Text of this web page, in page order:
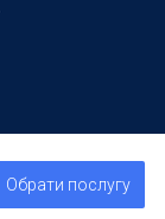
Обрати послугу